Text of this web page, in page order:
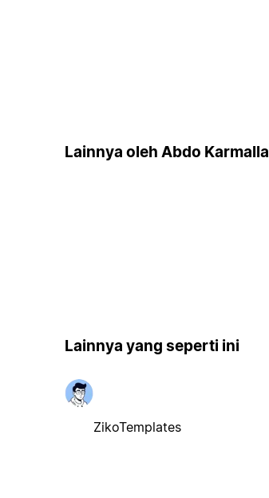
Lainnya oleh Abdo Karmalla
Lainnya yang seperti ini
ZikoTemplates